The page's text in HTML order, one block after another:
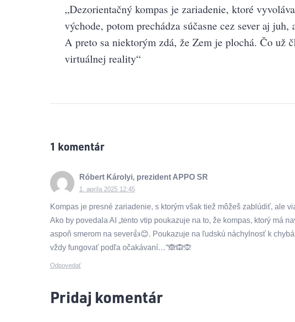
„Dezorientačný kompas je zariadenie, ktoré
východe, potom prechádza súčasne cez sever aj
A preto sa niektorým zdá, že Zem je plochá. Čo už
virtuálnej reality“
komentár.
Róbert Károlyi, prezident APPO SR
1. apríla 2025 12:45
Kompas je presné zariadenie, s ktorým však tiež môžeš zablúdiť, ale
Ako by povedala AI „tento vtip poukazuje na to, že kompas, ktorý má
aspoň smerom na sever👍😊. Poukazuje na ľudskú náchylnosť k
vždy fungovať podľa očakávaní…“🙈🙉🙊
Odpovedať
Pridaj komentár